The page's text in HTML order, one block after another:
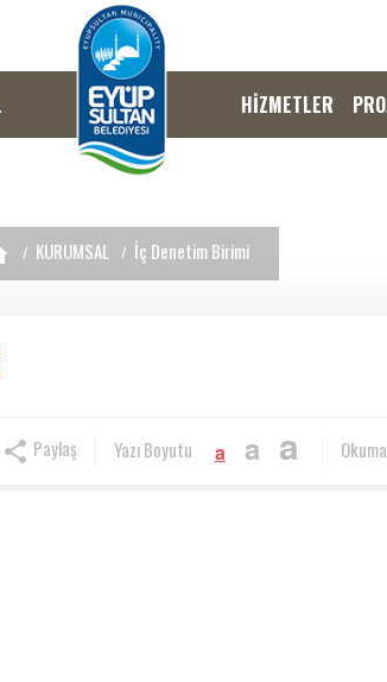
HİZMETLER
KURUMSAL İç Denetim Birimi
Yazı Boyutu a a a
Paylaş